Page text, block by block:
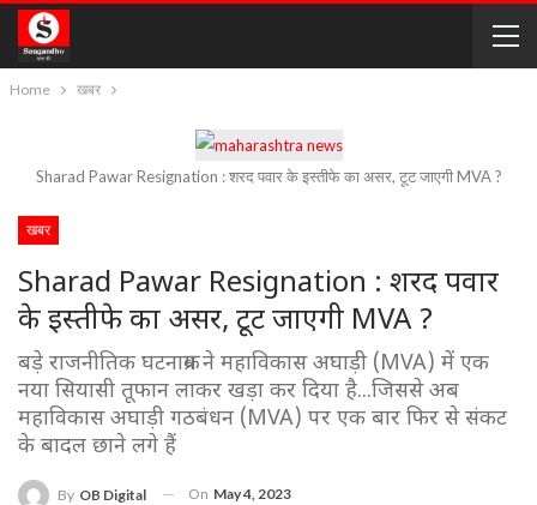
Home खबर
Sharad Pawar Resignation : शरद पवार के इस्तीफे का असर, टूट जाएगी MVA ?
खबर
Sharad Pawar Resignation : शरद पवार
के इस्तीफे का असर, टूट जाएगी MVA ?
बड़े राजनीतिक घटनाक्रम ने महाविकास अघाड़ी (MVA) में एक
नया सियासी तूफान लाकर खड़ा कर दिया है...जिससे अब
महाविकास अघाड़ी गठबंधन (MVA) पर एक बार फिर से संकट
के बादल छाने लगे हैं
By OB Digital On May 4, 2023